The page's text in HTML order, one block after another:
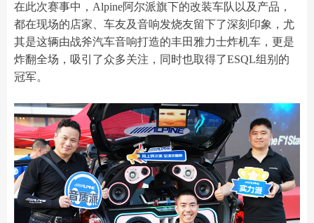
在此次赛事中，Alpine阿尔派旗下的改装车队以及产品，
都在现场的店家、车友及音响发烧友留下了深刻印象，尤
其是这辆由战斧汽车音响打造的丰田雅力士炸机车，更是
炸翻全场，吸引了众多关注，同时也取得了ESQL组别的
冠军。